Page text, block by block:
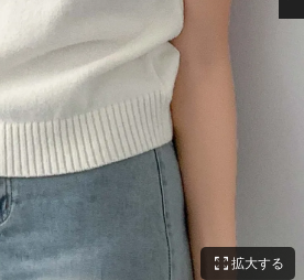
zoom_out_map 拡大する